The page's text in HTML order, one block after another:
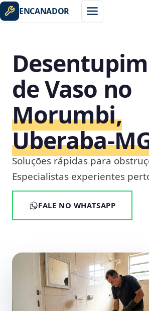
ENCANADOR
de Vaso no
Morumbi,
Soluções rápidas para
Especialistas experientes
FALE NO WHATSAPP